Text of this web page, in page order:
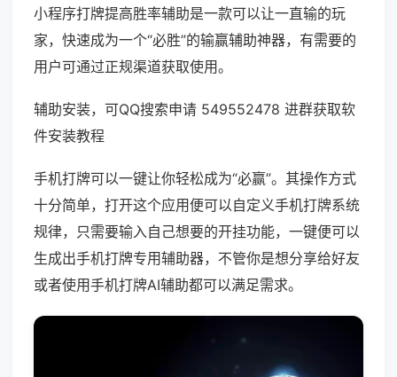
小程序打牌提高胜率辅助是一款可以让一直输的玩
家，快速成为一个“必胜”的输赢辅助神器，有需要的
用户可通过正规渠道获取使用。
辅助安装，可QQ搜索申请 549552478 进群获取软
件安装教程
手机打牌可以一键让你轻松成为“必赢”。其操作方式
十分简单，打开这个应用便可以自定义手机打牌系统
规律，只需要输入自己想要的开挂功能，一键便可以
生成出手机打牌专用辅助器，不管你是想分享给好友
或者使用手机打牌AI辅助都可以满足需求。